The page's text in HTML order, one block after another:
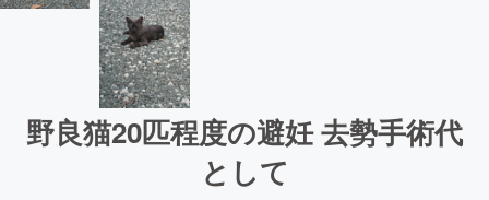
野良猫20匹程度の避妊 去勢手術代
として